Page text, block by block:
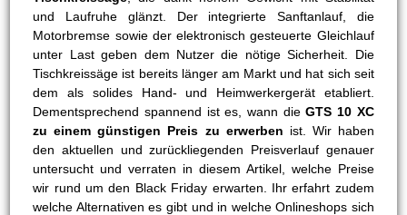
und Laufruhe glänzt. Der integrierte Sanftanlauf, die
Motorbremse sowie der elektronisch gesteuerte Gleichlauf
unter Last geben dem Nutzer die nötige Sicherheit. Die
Tischkreissäge ist bereits länger am Markt und hat sich seit
dem als solides Hand- und Heimwerkergerät etabliert.
Dementsprechend spannend ist es, wann dieGTS 10 XC
zu einem günstigen Preis zu erwerben ist. Wir haben
den aktuellen und zurückliegenden Preisverlauf genauer
untersucht und verraten in diesem Artikel, welche Preise
wir rund um den Black Friday erwarten. Ihr erfahrt zudem
welche Alternativen es gibt und in welche Onlineshops sich